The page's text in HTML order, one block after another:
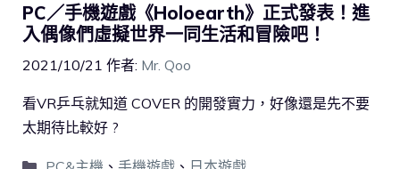
PC／手機遊戲《Holoearth》正式發表！進
入偶像們虛擬世界一同生活和冒險吧！
2021/10/21 作者: Mr. Qoo
看VR乒乓就知道 COVER 的開發實力，好像還是先不要
太期待比較好 ?